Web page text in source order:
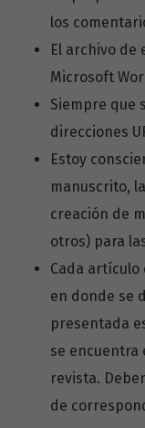
los
El archivo de
Microsoft
Siempre que
direcciones
Estoy
manuscrito,
creación de
otros) para
Cada
en donde se
presentada
se encuentra
revista.
de